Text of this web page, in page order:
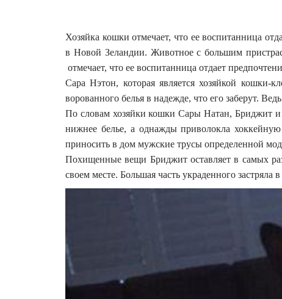
Хозяйка кошки отмечает, что ее воспитанница
в Новой Зеландии. Животное с большим
отмечает, что ее воспитанница отдает
Сара Нэтон, которая является хозяйкой кошки-
ворованного белья в надежде, что его заберут.
По словам хозяйки кошки Сары Натан, Бриджит
нижнее белье, а однажды приволокла
приносить в дом мужские трусы определенной
Похищенные вещи Бриджит оставляет в самых
своем месте. Большая часть украденного застряла в